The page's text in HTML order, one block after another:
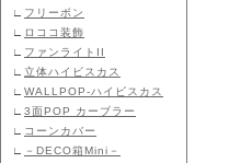
∟ フリーボン
∟
ロココ装飾
∟ ファンライトII
∟ 立体ハイビスカス
∟ WALLPOP-ハイビスカス
∟ 3面POP カーブラー
∟ コーンカバー
∟
－DECO箱Mini－